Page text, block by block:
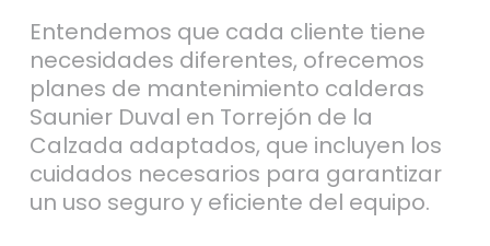
Entendemos que cada cliente tiene
necesidades diferentes, ofrecemos
planes de mantenimiento calderas
Saunier Duval en Torrejón de la
Calzada adaptados, que incluyen los
cuidados necesarios para garantizar
un uso seguro y eficiente del equipo.